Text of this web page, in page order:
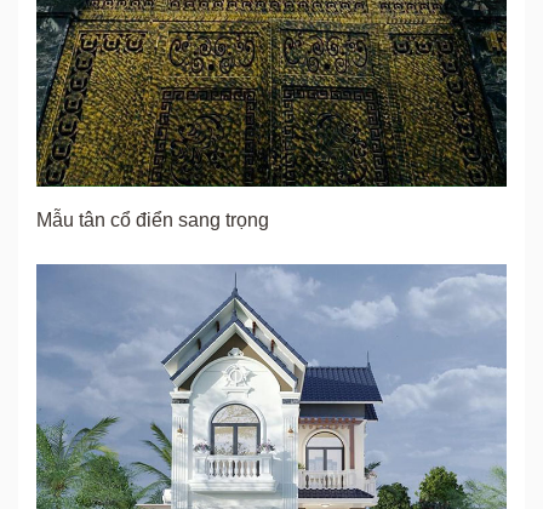
Mẫu tân cổ điển sang trọng